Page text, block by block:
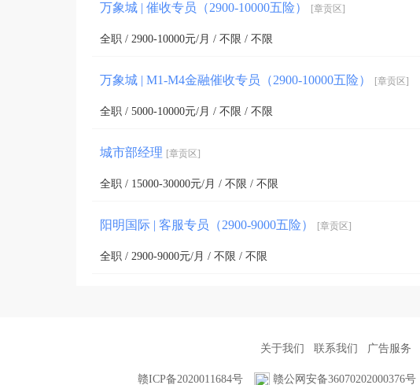
万象城 | 催收专员（2900-10000五险） [章贡区]
全职 / 2900-10000元/月 / 不限 / 不限
万象城 | M1-M4金融催收专员（2900-10000五险） [章贡区]
全职 / 5000-10000元/月 / 不限 / 不限
城市部经理 [章贡区]
全职 / 15000-30000元/月 / 不限 / 不限
阳明国际 | 客服专员（2900-9000五险） [章贡区]
全职 / 2900-9000元/月 / 不限 / 不限
关于我们 联系我们 广告服务
赣ICP备2020011684号 赣公网安备36070202000376号